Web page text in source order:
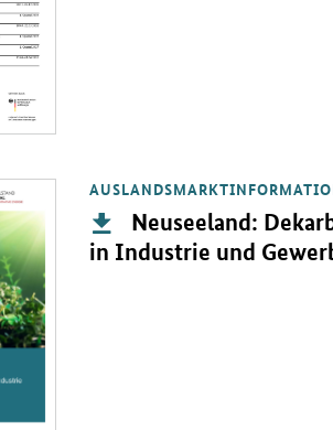
Publikation:
Neuseeland:
in Industrie und
Dekarbonisierung und Energieeffizienz in